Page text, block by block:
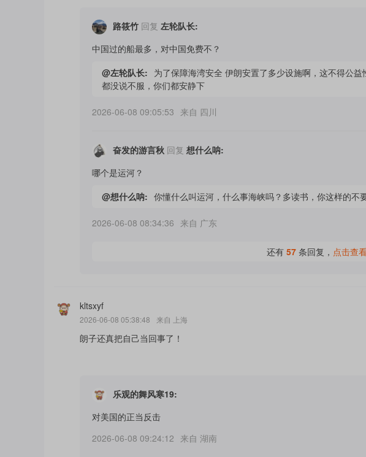
（文章来源：中国证券报）[点击查看原文]
路筱竹 回复 左轮队长:
中国过的船最多，对中国免费不？
@左轮队长: 为了保障海湾安全 伊朗安置了多少设施啊，这不得公
都没说不服，你们都安静下
2026-06-08 09:05:53 来自 四川
奋发的游言秋 回复 想什么呐:
哪个是运河？
@想什么呐: 你懂什么叫运河，什么事海峡吗？多读书，你这样的不
2026-06-08 08:34:36 来自 广东
还有 57 条回复， 点击查
kltsxyf
2026-06-08 05:38:48 来自 上海
朗子还真把自己当回事了！
乐观的舞风寒19:
对美国的正当反击
2026-06-08 09:24:12 来自 湖南